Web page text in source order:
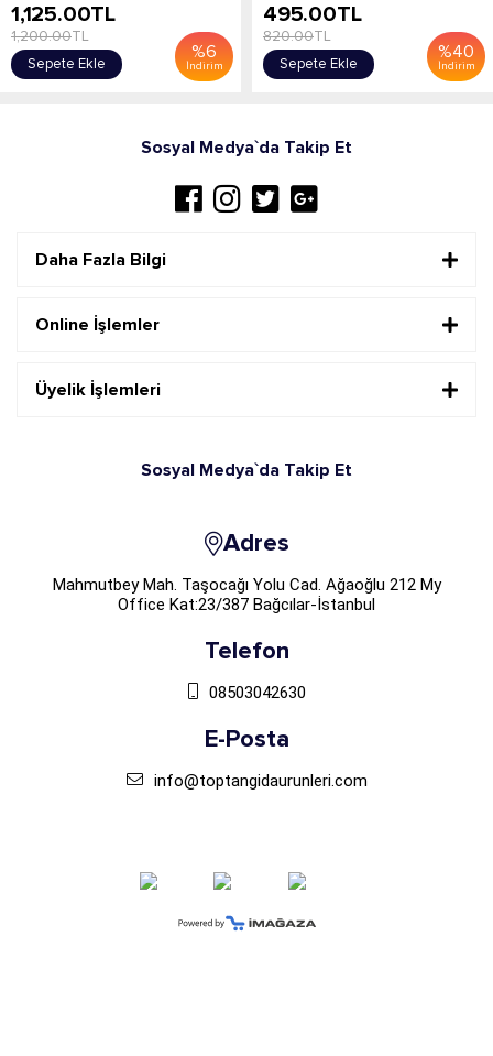
%6
İndirim
1,125.00TL
1,200.00TL
Sepete Ekle
%40
İndirim
495.00TL
820.00TL
Sepete Ekle
Sosyal Medya`da Takip Et
Daha Fazla Bilgi
Online İşlemler
Üyelik İşlemleri
Sosyal Medya`da Takip Et
Adres
Mahmutbey Mah. Taşocağı Yolu Cad. Ağaoğlu 212 My
Office Kat:23/387 Bağcılar-İstanbul
Telefon
08503042630
E-Posta
info@toptangidaurunleri.com